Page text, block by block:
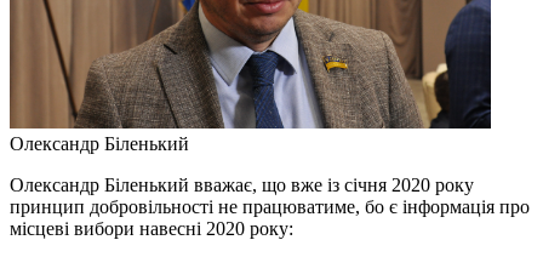
Олександр Біленький
Олександр Біленький вважає, що вже із січня 2020 року
принцип добровільності не працюватиме, бо є інформація про
місцеві вибори навесні 2020 року: